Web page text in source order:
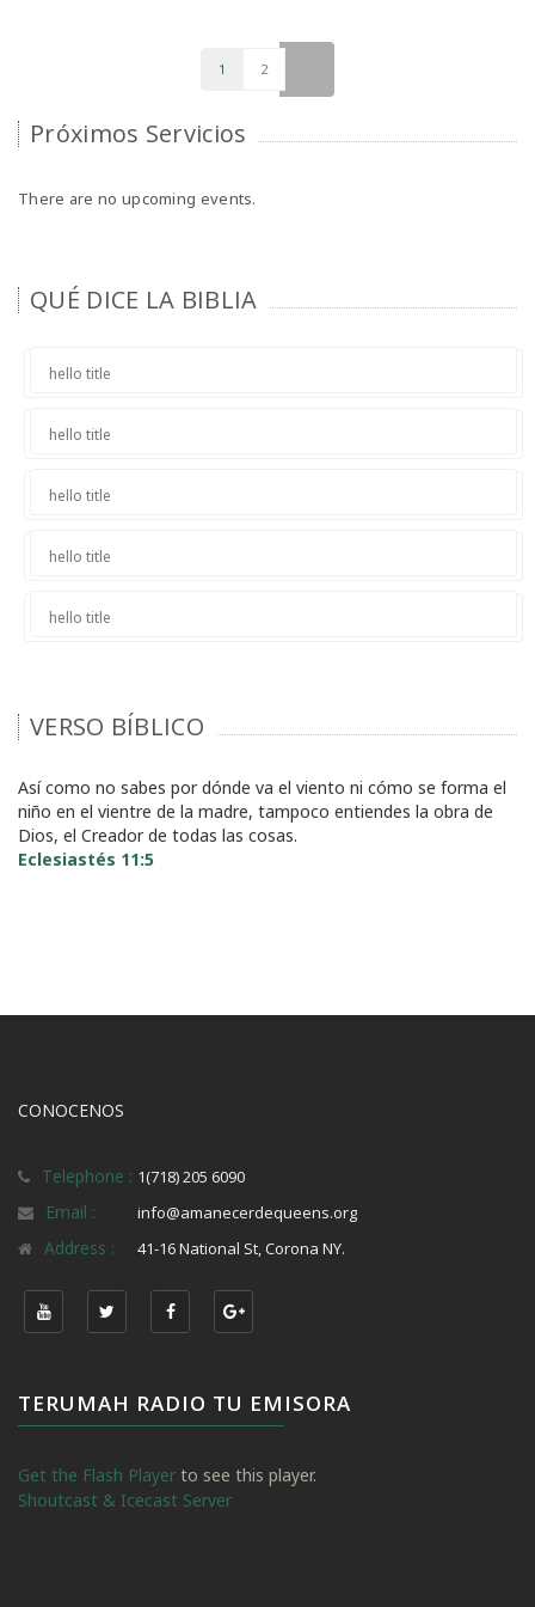
1 2
Próximos Servicios
There are no upcoming events.
QUÉ DICE LA BIBLIA
hello title
hello title
hello title
hello title
hello title
VERSO BÍBLICO
Así como no sabes por dónde va el viento ni cómo se forma el
niño en el vientre de la madre, tampoco entiendes la obra de
Dios, el Creador de todas las cosas.
Eclesiastés 11:5
CONOCENOS
Telephone : 1(718) 205 6090
Email : info@amanecerdequeens.org
Address : 41-16 National St, Corona NY.
TERUMAH RADIO TU EMISORA
Get the Flash Player to see this player.
Shoutcast & Icecast Server